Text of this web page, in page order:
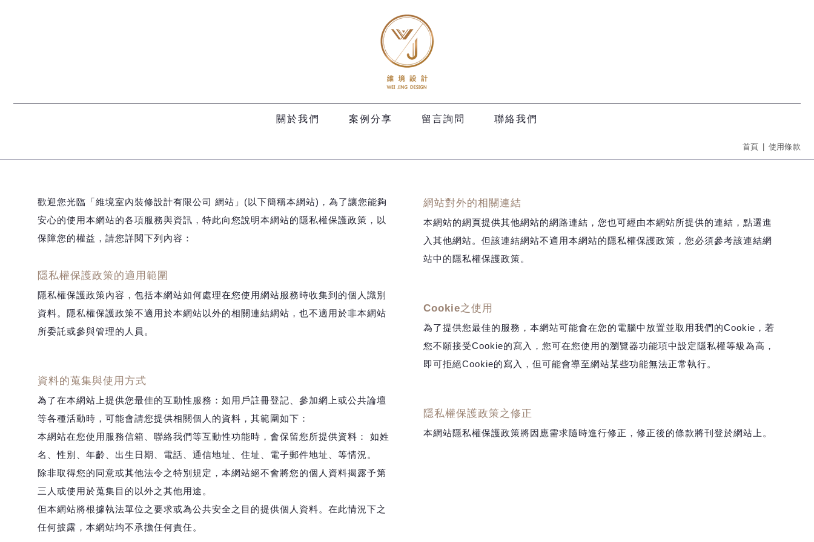
關於我們 案例分享 留言詢問 聯絡我們
首頁 使用條款
歡迎您光臨「維境室內裝修設計有限公司 網站」(以下簡稱本網站)，為了讓您能夠
安心的使用本網站的各項服務與資訊，特此向您說明本網站的隱私權保護政策，以
保障您的權益，請您詳閱下列內容：
隱私權保護政策的適用範圍
隱私權保護政策內容，包括本網站如何處理在您使用網站服務時收集到的個人識別
資料。隱私權保護政策不適用於本網站以外的相關連結網站，也不適用於非本網站
所委託或參與管理的人員。
資料的蒐集與使用方式
為了在本網站上提供您最佳的互動性服務：如用戶註冊登記、參加網上或公共論壇
等各種活動時，可能會請您提供相關個人的資料，其範圍如下：
本網站在您使用服務信箱、聯絡我們等互動性功能時，會保留您所提供資料： 如姓
名、性別、年齡、出生日期、電話、通信地址、住址、電子郵件地址、等情況。
除非取得您的同意或其他法令之特別規定，本網站絕不會將您的個人資料揭露予第
三人或使用於蒐集目的以外之其他用途。
但本網站將根據執法單位之要求或為公共安全之目的提供個人資料。在此情況下之
任何披露，本網站均不承擔任何責任。
網站對外的相關連結
本網站的網頁提供其他網站的網路連結，您也可經由本網站所提供的連結，點選進
入其他網站。但該連結網站不適用本網站的隱私權保護政策，您必須參考該連結網
站中的隱私權保護政策。
Cookie之使用
為了提供您最佳的服務，本網站可能會在您的電腦中放置並取用我們的Cookie，若
您不願接受Cookie的寫入，您可在您使用的瀏覽器功能項中設定隱私權等級為高，
即可拒絕Cookie的寫入，但可能會導至網站某些功能無法正常執行。
隱私權保護政策之修正
本網站隱私權保護政策將因應需求隨時進行修正，修正後的條款將刊登於網站上。